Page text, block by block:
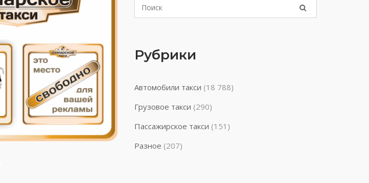
Рубрики
Автомобили такси (18 788)
Грузовое такси (290)
Пассажирское такси (151)
Разное (207)